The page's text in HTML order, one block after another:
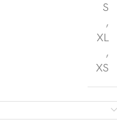
S
,
XL
,
XS